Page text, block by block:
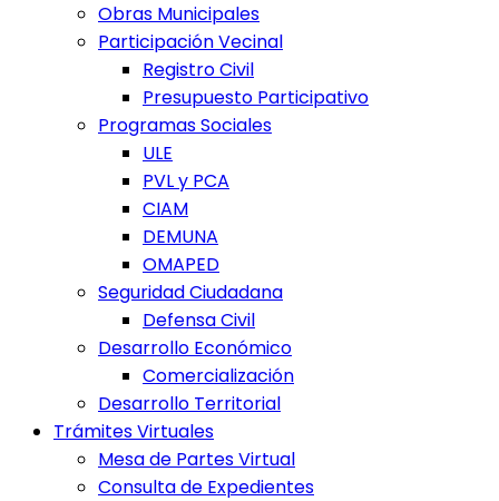
Obras Municipales
Participación Vecinal
Registro Civil
Presupuesto Participativo
Programas Sociales
ULE
PVL y PCA
CIAM
DEMUNA
OMAPED
Seguridad Ciudadana
Defensa Civil
Desarrollo Económico
Comercialización
Desarrollo Territorial
Trámites Virtuales
Mesa de Partes Virtual
Consulta de Expedientes